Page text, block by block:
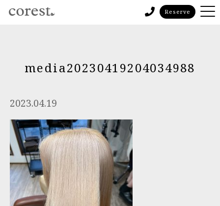
Reserve
media20230419204034988
2023.04.19